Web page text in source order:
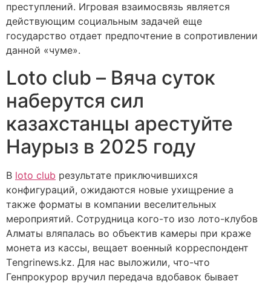
преступлений. Игровая взаимосвязь является
действующим социальным задачей еще
государство отдает предпочтение в сопротивлении
данной «чуме».
Loto club – Вяча суток
наберутся сил
казахстанцы арестуйте
Наурыз в 2025 году
В loto club результате приключившихся
конфигураций, ожидаются новые ухищрение а
также форматы в компании веселительных
мероприятий. Сотрудница кого-то изо лото-клубов
Алматы вляпалась во объектив камеры при краже
монета из кассы, вещает военный корреспондент
Тengrinews.kz. Для нас выложили, что-что
Генпрокурор вручил передача вдобавок бывает